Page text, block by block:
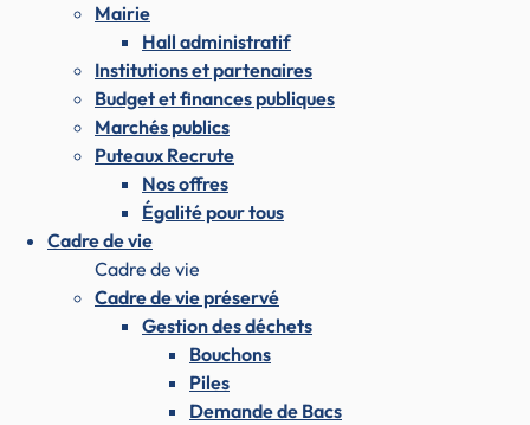
Mairie
Hall administratif
Institutions et partenaires
Budget et finances publiques
Marchés publics
Puteaux Recrute
Nos offres
Égalité pour tous
Cadre de vie
Cadre de vie
Cadre de vie préservé
Gestion des déchets
Bouchons
Piles
Demande de Bacs